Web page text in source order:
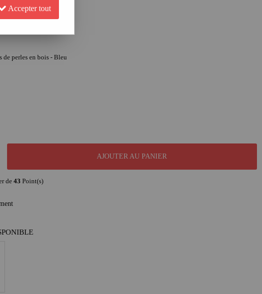
de perles en bois - Bleu
AJOUTER AU PANIER
de43 Point(s)
Accepter tout